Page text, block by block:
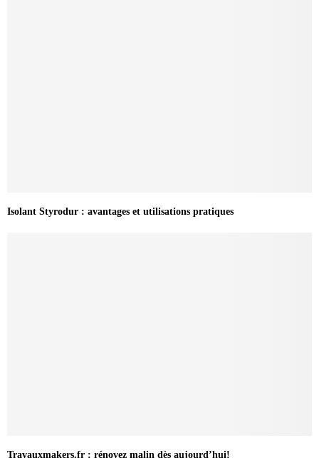
Isolant Styrodur : avantages et utilisations pratiques
Travauxmakers.fr : rénovez malin dès aujourd’hui!